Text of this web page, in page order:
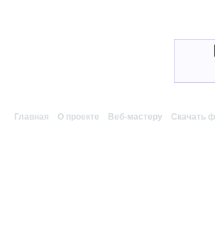
Главная О проекте Веб-мастеру Скачать